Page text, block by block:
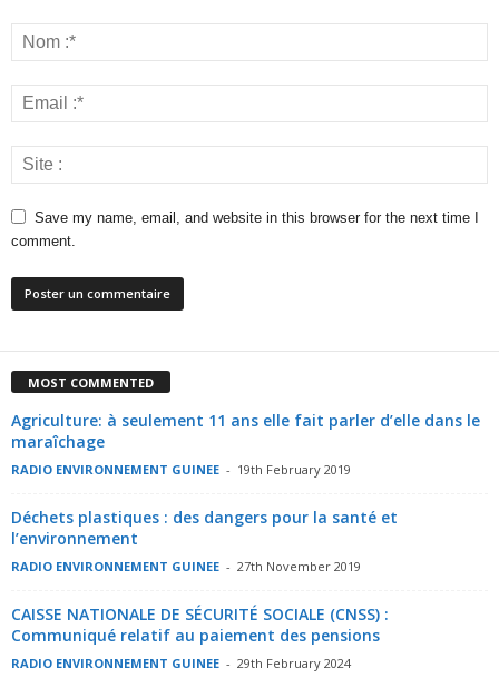
Save my name, email, and website in this browser for the next time I
comment.
MOST COMMENTED
Agriculture: à seulement 11 ans elle fait parler d’elle dans le
maraîchage
RADIO ENVIRONNEMENT GUINEE - 19th February 2019
Déchets plastiques : des dangers pour la santé et
l’environnement
RADIO ENVIRONNEMENT GUINEE - 27th November 2019
CAISSE NATIONALE DE SÉCURITÉ SOCIALE (CNSS) :
Communiqué relatif au paiement des pensions
RADIO ENVIRONNEMENT GUINEE - 29th February 2024